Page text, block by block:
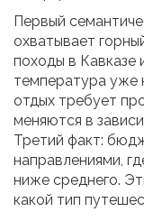
Первый
охватывает
походы в Кавказе
температура уже
отдых требует
меняются в
Третий факт:
направлениями,
ниже среднего.
какой тип